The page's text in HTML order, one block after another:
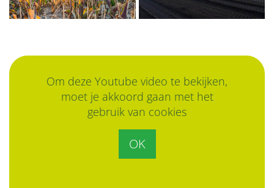
Om deze Youtube video te bekijken,
moet je akkoord gaan met het
gebruik van cookies
OK